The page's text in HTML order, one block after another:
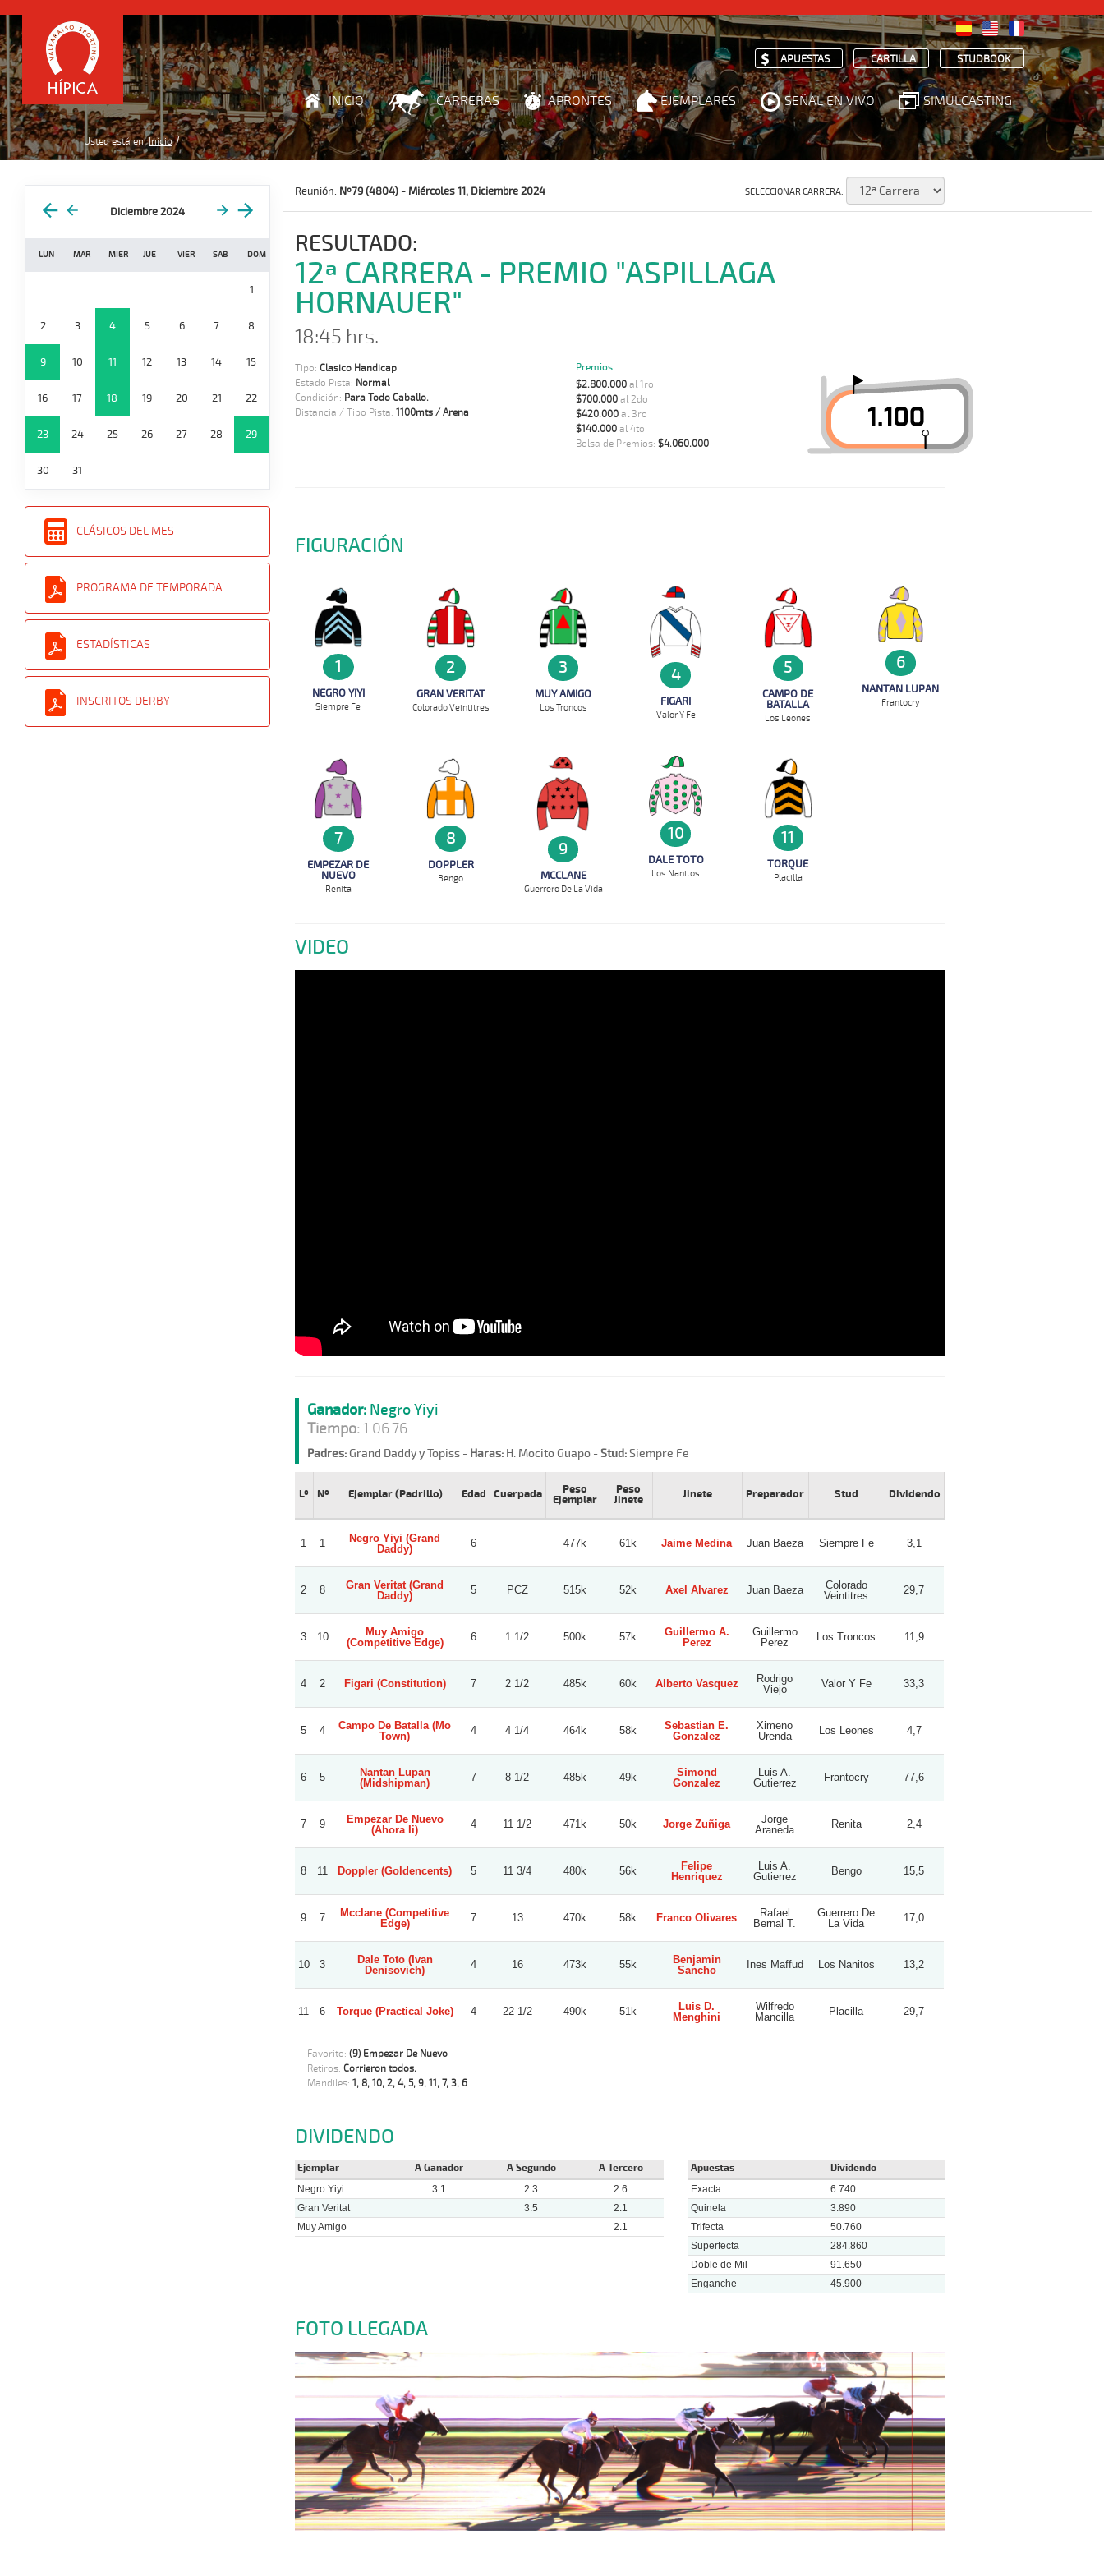
APUESTAS CARTILLA STUDBOOK
INICIO CARRERAS APRONTES EJEMPLARES SEÑAL EN VIVO SIMULCASTING
Usted está en: Inicio
Diciembre 2024
LUN MAR MIER JUE VIER SAB DOM
1
2 3 4 5 6 7 8
9 10 11 12 13 14 15
16 17 18 19 20 21 22
23 24 25 26 27 28 29
30 31
CLÁSICOS DEL MES
PROGRAMA DE TEMPORADA
ESTADÍSTICAS
INSCRITOS DERBY
Reunión: Nº79 (4804) - Miércoles 11, Diciembre 2024 SELECCIONAR CARRERA:
RESULTADO:
12ª CARRERA - PREMIO "ASPILLAGA
HORNAUER"
18:45 hrs.
Tipo: Clasico Handicap
Estado Pista: Normal
Condición: Para Todo Caballo.
Distancia / Tipo Pista: 1100mts / Arena
Premios
$2.800.000al 1ro
$700.000al 2do
$420.000al 3ro
$140.000al 4to
Bolsa de Premios: $4.060.000
FIGURACIÓN
1
NEGRO YIYI
Siempre Fe
2
GRAN VERITAT
Colorado Veintitres
3
MUY AMIGO
Los Troncos
4
FIGARI
Valor Y Fe
5
CAMPO DE
BATALLA
Los Leones
6
NANTAN LUPAN
Frantocry
7
EMPEZAR DE
NUEVO
Renita
8
DOPPLER
Bengo
9
MCCLANE
Guerrero De La Vida
10
DALE TOTO
Los Nanitos
11
TORQUE
Placilla
VIDEO
Ganador:Negro Yiyi
Tiempo:1:06.76
Padres:Grand Daddy y Topiss - Haras:H. Mocito Guapo -Stud:Siempre Fe
Lº Nº Ejemplar (Padrillo) Edad Cuerpada
Peso
Ejemplar
Peso
Jinete
Jinete Preparador Stud Dividendo
1 1
Negro Yiyi (Grand
Daddy)
6 477k 61k Jaime Medina Juan Baeza Siempre Fe 3,1
2 8
Gran Veritat (Grand
Daddy)
5 PCZ 515k 52k Axel Alvarez Juan Baeza
Colorado
Veintitres
29,7
3 10
Muy Amigo
(Competitive Edge)
6 1 1/2 500k 57k
Guillermo A.
Perez
Guillermo
Perez
Los Troncos 11,9
4 2 Figari (Constitution) 7 2 1/2 485k 60k Alberto Vasquez
Rodrigo
Viejo
Valor Y Fe 33,3
5 4
Campo De Batalla (Mo
Town)
4 4 1/4 464k 58k
Sebastian E.
Gonzalez
Ximeno
Urenda
Los Leones 4,7
6 5
Nantan Lupan
(Midshipman)
7 8 1/2 485k 49k
Simond
Gonzalez
Luis A.
Gutierrez
Frantocry 77,6
7 9
Empezar De Nuevo
(Ahora Ii)
4 11 1/2 471k 50k Jorge Zuñiga
Jorge
Araneda
Renita 2,4
8 11 Doppler (Goldencents) 5 11 3/4 480k 56k
Felipe
Henriquez
Luis A.
Gutierrez
Bengo 15,5
9 7
Mcclane (Competitive
Edge)
7 13 470k 58k Franco Olivares
Rafael
Bernal T.
Guerrero De
La Vida
17,0
10 3
Dale Toto (Ivan
Denisovich)
4 16 473k 55k
Benjamin
Sancho
Ines Maffud Los Nanitos 13,2
11 6 Torque (Practical Joke) 4 22 1/2 490k 51k
Luis D.
Menghini
Wilfredo
Mancilla
Placilla 29,7
Favorito: (9) Empezar De Nuevo
Retiros: Corrieron todos.
Mandiles: 1, 8, 10, 2, 4, 5, 9, 11, 7, 3, 6
DIVIDENDO
Ejemplar A Ganador A Segundo A Tercero
Negro Yiyi 3.1 2.3
2.6
Gran Veritat
3.5
2.1
Muy Amigo
2.1
Apuestas Dividendo
Exacta
6.740
Quinela
3.890
Trifecta
50.760
Superfecta
284.860
Doble de Mil
91.650
Enganche
45.900
FOTO LLEGADA